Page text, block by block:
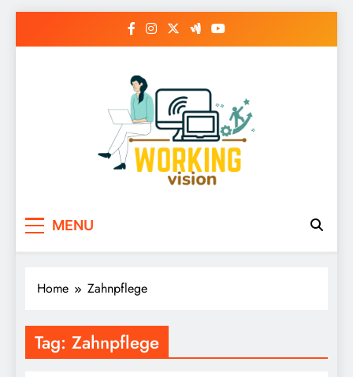
MENU
Home Zahnpflege
Tag: Zahnpflege